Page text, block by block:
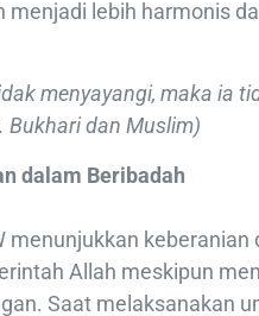
menjadi lebih harmonis
menyayangi, maka ia
Bukhari dan Muslim)
dalam Beribadah
menunjukkan keberanian
Allah meskipun
Saat melaksanakan